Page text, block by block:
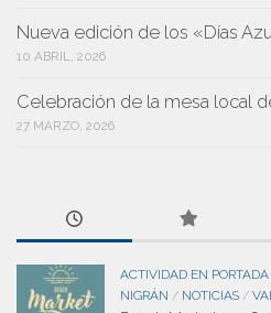
Nueva edición de los «Días
10 ABRIL, 2026
Celebración de la mesa local
27 MARZO, 2026
ACTIVIDAD EN PORTADA
NIGRÁN / NOTICIAS /